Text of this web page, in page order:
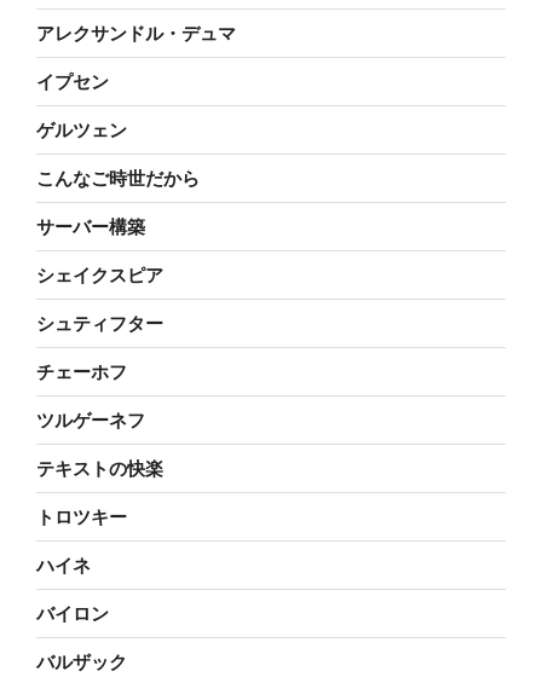
アレクサンドル・デュマ
イプセン
ゲルツェン
こんなご時世だから
サーバー構築
シェイクスピア
シュティフター
チェーホフ
ツルゲーネフ
テキストの快楽
トロツキー
ハイネ
バイロン
バルザック